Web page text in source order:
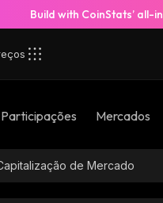
Build with CoinStats’ all-
Participações Mercados
de Mercado